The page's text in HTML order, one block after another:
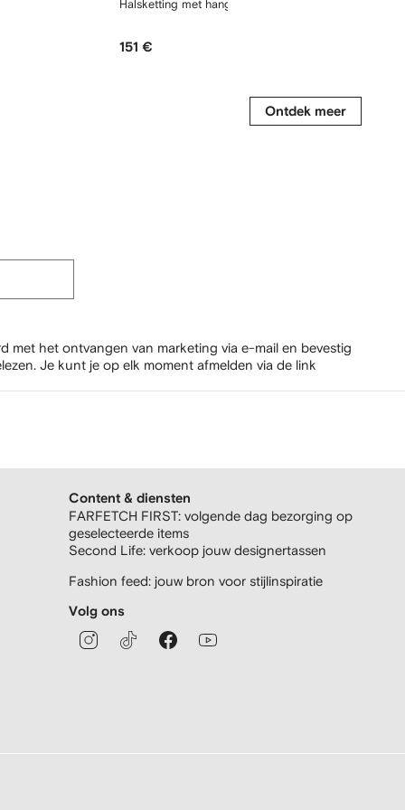
Halsketting met hanger
151 €
Ontdek meer
met het ontvangen van marketing via e-mail en bevestig
Je kunt je op elk moment afmelden via de link
Content & diensten
FARFETCH FIRST: volgende dag bezorging op
geselecteerde items
Second Life: verkoop jouw designertassen
Fashion feed: jouw bron voor stijlinspiratie
Volg ons